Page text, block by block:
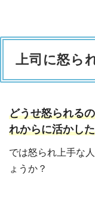
上司に怒ら
どうせ怒られる
れからに活かし
では怒られ上手な
ょうか？